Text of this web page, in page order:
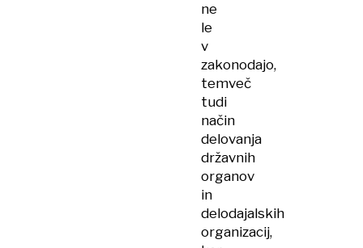
ne
le
v
zakonodajo,
temveč
tudi
način
delovanja
državnih
organov
in
delodajalskih
organizacij,